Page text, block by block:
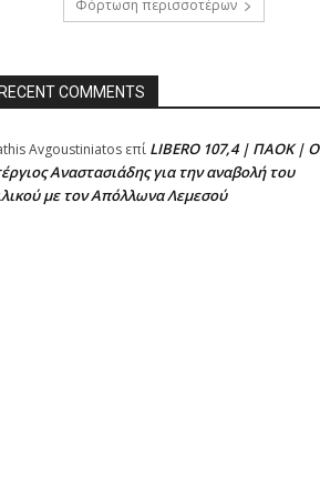
Φόρτωση περισσοτέρων
COMMENTS
Avgoustiniatos επί LIBERO 107,4 | ΠΑΟΚ | Ο
Αναστασιάδης για την αναβολή του
με τον Απόλλωνα Λεμεσού